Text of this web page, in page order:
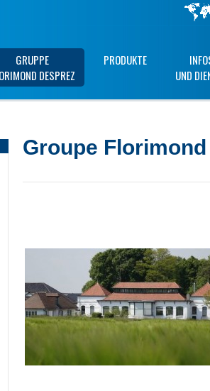
GRUPPE
DESPREZ
PRODUKTE
UND
Groupe